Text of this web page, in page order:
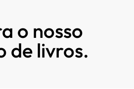
o nosso
de livros.